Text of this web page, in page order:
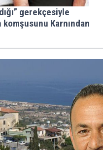
gerekçesiyle
Karnından